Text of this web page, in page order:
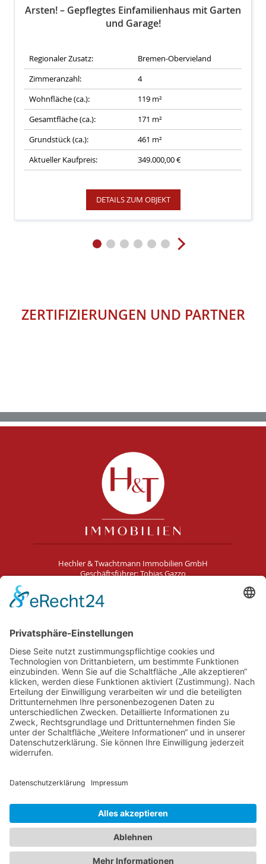
Arsten! – Gepflegtes Einfamilienhaus mit Garten
und Garage!
Regionaler Zusatz:
Bremen-Obervieland
Zimmeranzahl:
4
Wohnfläche (ca.):
119 m²
Gesamtfläche (ca.):
171 m²
Grundstück (ca.):
461 m²
Aktueller Kaufpreis:
349.000,00 €
DETAILS ZUM OBJEKT
ZERTIFIZIERUNGEN UND PARTNER
Hechler & Twachtmann Immobilien GmbH
Geschäftsführer: Tobias Gazzo
Kontakt
Impressum
AGB
Datenschutz
Cookie-Erklärung
Immobilienmakler Stuhr
Immobilienmakler Weyhe